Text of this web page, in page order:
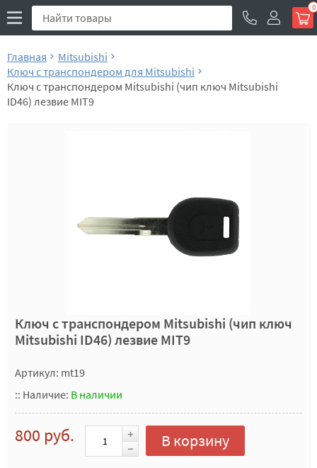
0
Главная
Mitsubishi
Ключ с транспондером для Mitsubishi
Ключ с транспондером Mitsubishi (чип ключ Mitsubishi
ID46) лезвие MIT9
Ключ с транспондером Mitsubishi (чип ключ
Mitsubishi ID46) лезвие MIT9
Артикул: mt19
:: Наличие: В наличии
800 руб. В корзину